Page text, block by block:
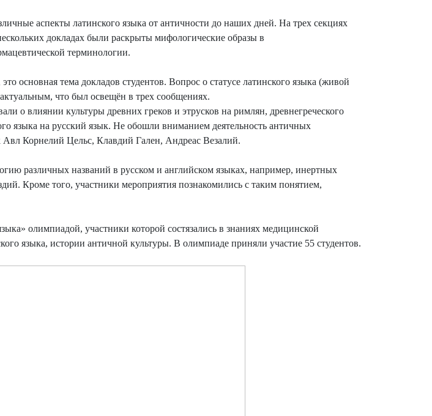
аспекты латинского языка от античности до наших дней. На трех секциях
докладах были раскрыты мифологические образы в
терминологии.
основная тема докладов студентов. Вопрос о статусе латинского языка (живой
что был освещён в трех сообщениях.
о влиянии культуры древних греков и этрусков на римлян, древнегреческого
языка на русский язык. Не обошли вниманием деятельность античных
Авл Корнелий Цельс, Клавдий Гален, Андреас Везалий.
различных названий в русском и английском языках, например, инертных
Кроме того, участники мероприятия познакомились с таким понятием,
олимпиадой, участники которой состязались в знаниях медицинской
языка, истории античной культуры. В олимпиаде приняли участие 55 студентов.